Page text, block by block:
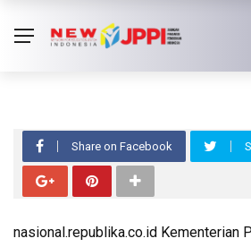
Kemendikbud Minta
PPDB Sistem Zonasi
Share on Facebook
nasional.republika.co.id Kementerian